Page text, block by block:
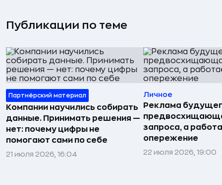
Публикации по теме
Партнёрский материал
Компании научились собирать
данные. Принимать решения —
нет: почему цифры не
помогают сами по себе
21 июля 2026, 16:04
Личное
Реклама
запроса, а
опережение
22 июля 2026, 19:00